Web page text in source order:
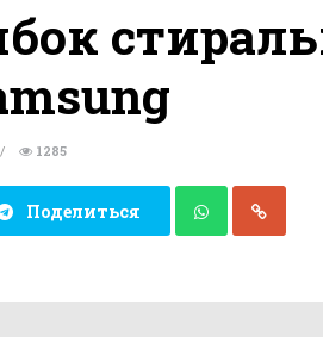
1285
Поделиться